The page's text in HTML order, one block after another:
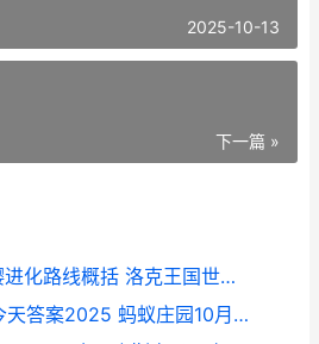
2025-10-13
下一篇 »
洛克王国世界阿米樱进化路线概括 洛克王国世界阿布进化
蚂蚁庄园10月13日今天答案2025 蚂蚁庄园10月10